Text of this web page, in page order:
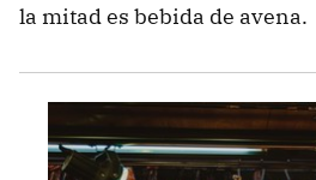
la mitad es bebida de avena.